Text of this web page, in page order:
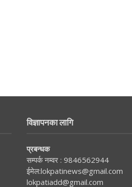
विज्ञापनका लागि
प्रबन्धक
सम्पर्क नम्वर : 9846562944
ईमेल:lokpatinews@gmail.com
lokpatiadd@gmail.com